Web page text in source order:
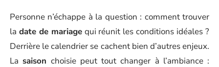
Personne n’échappe à la question : comment trouver
la date de mariagequi réunit les conditions idéales ?
Derrière le calendrier se cachent bien d’autres enjeux.
La saison choisie peut tout changer à l’ambiance :